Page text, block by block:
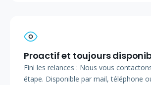
Proactif et toujours
Fini les relances : Nous vous
étape. Disponible par mail, téléphone